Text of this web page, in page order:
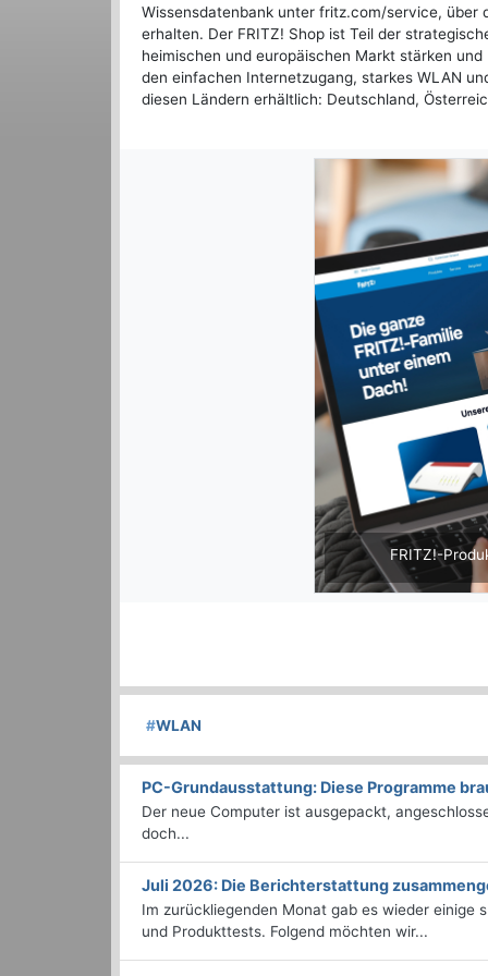
Wissensdatenbank unter fritz.com/service, über
erhalten. Der FRITZ! Shop ist Teil der
heimischen und europäischen Markt stärken
den einfachen Internetzugang, starkes WLAN
diesen Ländern erhältlich: Deutschland,
FRITZ!-
#WLAN
PC-Grundausstattung: Diese Programme
Der neue Computer ist ausgepackt,
doch...
Juli 2026: Die Bericht­erstattung
Im zurückliegenden Monat gab es wieder einige
und Produkttests. Folgend möchten wir...